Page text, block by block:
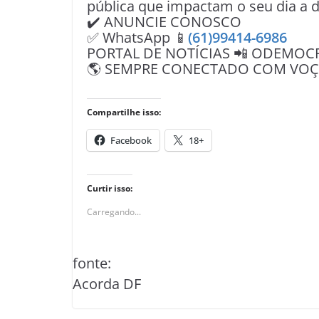
pública que impactam o seu dia a
✔️ ANUNCIE CONOSCO
✅ WhatsApp 📱 (61)99414-6986
PORTAL DE NOTÍCIAS 📲
🌎 SEMPRE CONECTADO COM
Compartilhe isso:
Facebook 18+
Curtir isso:
Carregando...
fonte:
Acorda DF